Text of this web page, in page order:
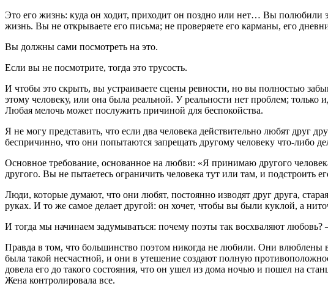
Это его жизнь: куда он ходит, приходит он поздно или нет… Вы полюбили
жизнь. Вы не открываете его письма; не проверяете его карманы, его
Вы должны сами посмотреть на это.
Если вы не посмотрите, тогда это трусость.
И чтобы это скрыть, вы устраиваете сцены ревности, но вы полностью
этому человеку, или она была реальной. У реальности нет проблем;
Любая мелочь может послужить причиной для беспокойства.
Я не могу представить, что если два человека действительно любят друг
беспричинно, что они попытаются запрещать другому человеку что-либо
Основное требование, основанное на любви: «Я принимаю другого
другого. Вы не пытаетесь ограничить человека тут или там, и подстроить
Люди, которые думают, что они любят, постоянно изводят друг друга,
руках. И то же самое делает другой: он хочет, чтобы вы были куклой, а
И тогда мы начинаем задумываться: почему поэты так восхваляют
Правда в том, что большинство поэтом никогда не любили. Они
была такой несчастной, и они в утешение создают полную
довела его до такого состояния, что он ушел из дома ночью и пошел на
Жена контролировала все.